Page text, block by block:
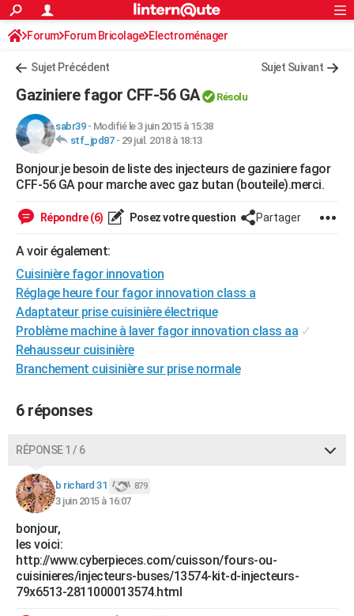
ACTUALITÉS
Politique
Société
Faits Divers
Education
Monde
Villes
+
FINANCE
Retraite
Impôts
Epargne
Immobilier
Risques naturels par ville
Banque
Assurance
Crédit
AUTO
Essais
Réserver un essai
Citadines
Berlines
SUV
Forum auto
+HIGH-TECH
Mobiles
Meilleur smartphone
Internet
Ordinateurs
Jeux vidéo
Guide high-tech
BRICOLAGE
WEEK-END
Guides de France
Escapades
Patrimoine
Expositions
Musées
Week-end nature
+LIFESTYLE
Art de vivre
Bien-être
Loisirs
Mode
Modes de vie
SANTE
Alimentation
Guide de la santé
Maladies
Médicaments
Sommeil
Destinations
City break
Voyage nature
Voyage de noces
Forum
Climat
PHOTO
GUIDES D'ACHAT
Carte de Noël
Carte Bonne année
Carte Saint-Valentin
Carte Pâques
Carte d'anniversaire
DICTIONNAIRE
Dictionnaire
Biographies
Citations
Expressions
Proverbes
PROGRAMME TV
COPAINS D'AVANT
S'inscrire
Se connecter
Lycées
Collèges
Primaires
Universités
Entreprises
Service militaire
Avis de recherche
AVIS DE DÉCÈS
S'inscrire
Connexion
Forum Forum Bricolage Electroménager
Sujet Précédent Sujet Suivant
Gaziniere fagor CFF-56 GA Résolu
sabr39- Modifié le 3 juin 2015 à 15:38
stf_jpd87- 29 juil. 2018 à 18:13
Bonjour.je besoin de liste des injecteurs de gaziniere fagor
CFF-56 GA pour marche avec gaz butan (bouteile).merci.
Répondre (6) Posez votre question Partager
A voir également:
Cuisinière fagor innovation
Réglage heure four fagor innovation class a
Adaptateur prise cuisinière électrique
Problème machine à laver fagor innovation class aa ✓
Rehausseur cuisinière
Branchement cuisinière sur prise normale
6 réponses
RÉPONSE 1 / 6
b richard 31 879
3 juin 2015 à 16:07
bonjour,
les voici:
http://www.cyberpieces.com/cuisson/fours-ou-
cuisinieres/injecteurs-buses/13574-kit-d-injecteurs-
79x6513-2811000013574.html